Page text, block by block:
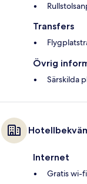
Transfers
Övrig
Särskilda
Internet
Gratis wi-fi